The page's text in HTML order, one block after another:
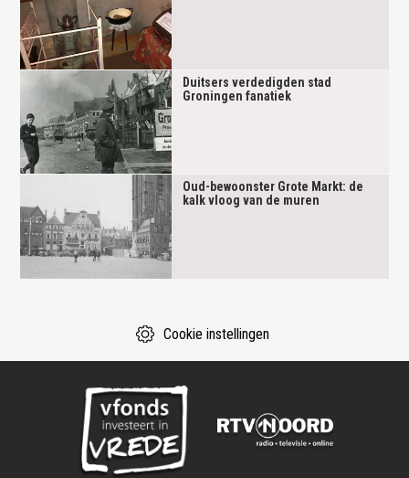
Duitsers verdedigden stad
Groningen fanatiek
Oud-bewoonster Grote Markt: de
kalk vloog van de muren
Cookie instellingen